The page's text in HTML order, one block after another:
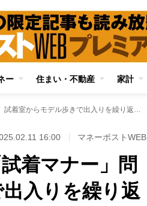
ー 住まい・不動産 家計
物議を醸す外国人観光客の「試着マナー」問題 試着室からモデル歩きで出入りを繰り返してファッションショーの真似事、試着服に染みこむ香水のにおい…困惑の現場
16:00 マネーポストWEB
着マナー」問
入りを繰り返